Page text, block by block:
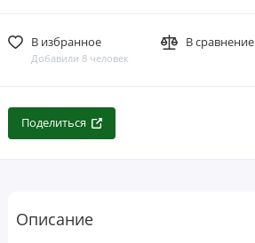
В избранное
Добавили 8 человек
В сравнение
Поделиться
Описание